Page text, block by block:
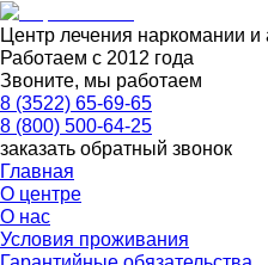
Центр лечения наркомании и
Работаем с 2012 года
Звоните, мы работаем
8 (3522) 65-69-65
8 (800) 500-64-25
заказать обратный звонок
Главная
О центре
О нас
Условия проживания